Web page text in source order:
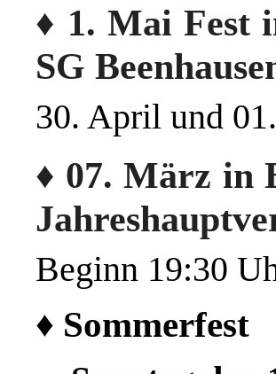
♦ 1. Mai Fest
SG
30. April und
♦ 07. März in
Beginn 19:30
♦ Sommerfest